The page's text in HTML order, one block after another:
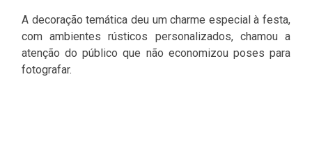
A decoração temática deu um charme especial à festa,
com ambientes rústicos personalizados, chamou a
atenção do público que não economizou poses para
fotografar.